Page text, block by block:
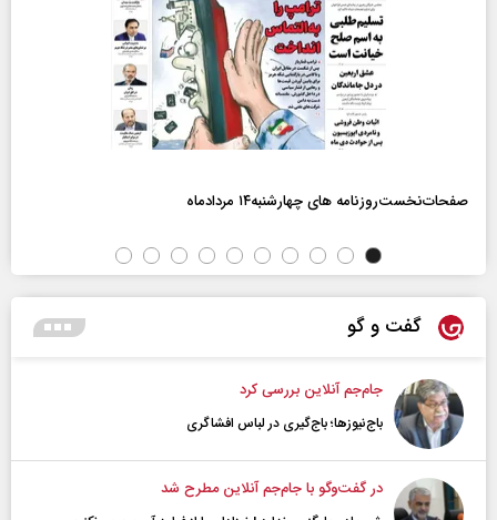
صفحات‌نخست‌روزنامه ها‌ی چهارشنبه‌۱۴ مردادماه
گفت و گو
جام‌جم آنلاین بررسی کرد
باج‌نیوزها؛ باج‌گیری در لباس افشاگری
در گفت‌و‌گو با جام‌جم آنلاین مطرح شد